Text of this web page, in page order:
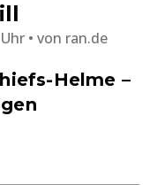
von ran.de
Helme –